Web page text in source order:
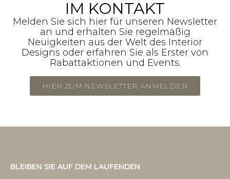
IM KONTAKT
Melden Sie sich hier für unseren Newsletter
an und erhalten Sie regelmäßig
Neuigkeiten aus der Welt des Interior
Designs oder erfahren Sie als Erster von
Rabattaktionen und Events.
HIER ZUM NEWSLETTER ANMELDEN
BLEIBEN SIE AUF DEM LAUFENDEN